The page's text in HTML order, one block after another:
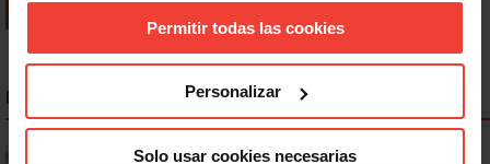
Permitir todas las cookies
Personalizar
Solo usar cookies necesarias
NOTICIAS MÁS LEÍDAS
Se actualizan las patologías para acceder a la jubilación